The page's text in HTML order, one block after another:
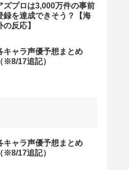
ズプロは3,000万件の事前
録を達成できそう？【海
の反応】
キャラ声優予想まとめ
（※8/17追記）
キャラ声優予想まとめ
（※8/17追記）